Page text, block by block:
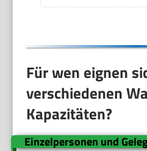
Für wen eignen
verschiedenen
Kapazitäten?
Einzelpersonen und